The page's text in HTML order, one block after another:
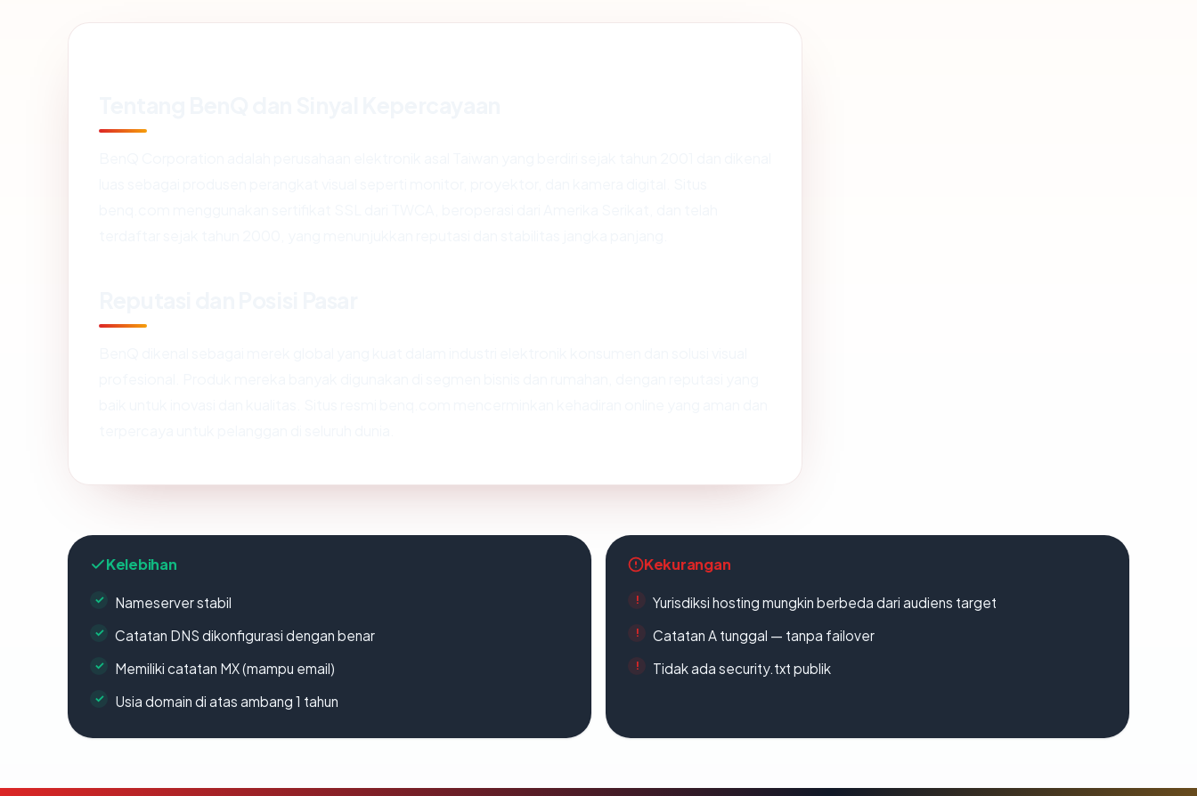
Kelebihan
Nameserver stabil
Catatan DNS dikonfigurasi dengan benar
Memiliki catatan MX (mampu email)
Usia domain di atas ambang 1 tahun
Kekurangan
Yurisdiksi hosting mungkin berbeda dari audiens target
Catatan A tunggal — tanpa failover
Tidak ada security.txt publik